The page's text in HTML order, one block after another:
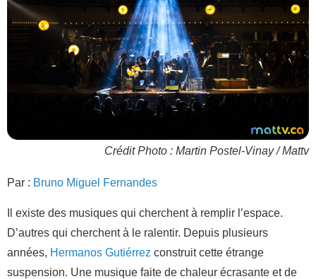
Crédit Photo : Martin Postel-Vinay / Mattv
Par : Bruno Miguel Fernandes
Il existe des musiques qui cherchent à remplir l’espace.
D’autres qui cherchent à le ralentir. Depuis plusieurs
années, Hermanos Gutiérrez construit cette étrange
suspension. Une musique faite de chaleur écrasante et de